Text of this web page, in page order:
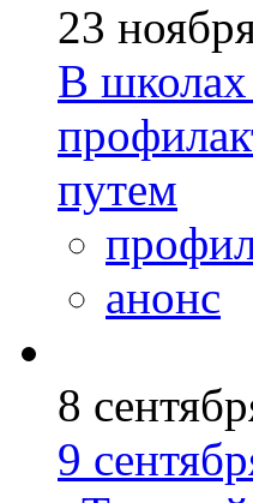
23
В школах
путем
анонс
8
9